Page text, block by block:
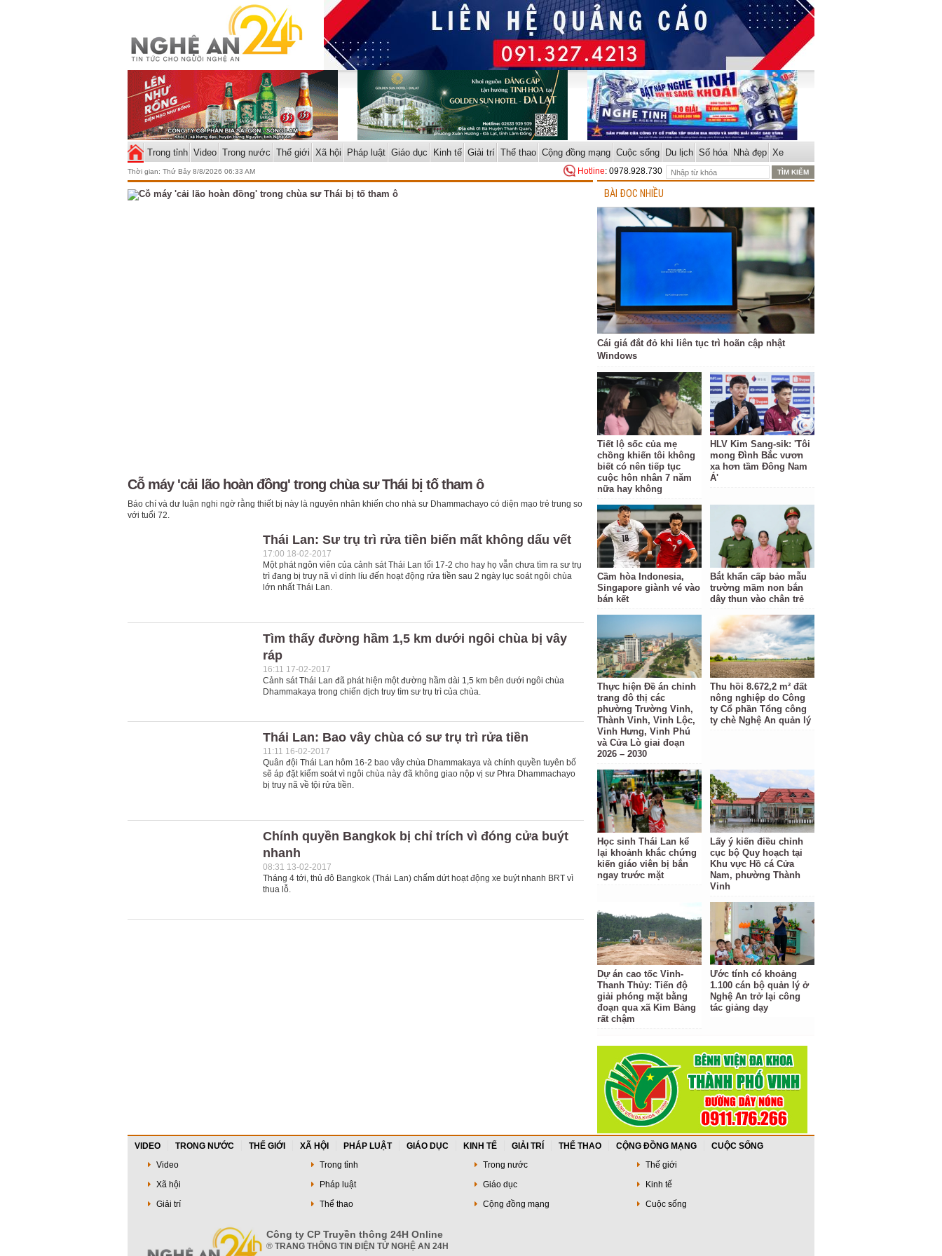
Trong tỉnh Video Trong nước Thế giới Xã hội Pháp luật Giáo dục Kinh tế Giải trí Thể thao Cộng đồng mạng Cuộc sống Du lịch Số hóa Nhà đẹp Xe
Thời gian: Thứ Bảy 8/8/2026 06:33 AM Hotline: 0978.928.730
Cỗ máy 'cải lão hoàn đồng' trong chùa sư Thái bị tố tham ô
Báo chí và dư luận nghi ngờ rằng thiết bị này là nguyên nhân khiến cho nhà sư Dhammachayo có diện mạo trẻ trung so
với tuổi 72.
Thái Lan: Sư trụ trì rửa tiền biến mất không dấu vết
17:00 18-02-2017
Một phát ngôn viên của cảnh sát Thái Lan tối 17-2 cho hay họ vẫn chưa tìm ra sư trụ
trì đang bị truy nã vì dính líu đến hoạt động rửa tiền sau 2 ngày lục soát ngôi chùa
lớn nhất Thái Lan.
Tìm thấy đường hầm 1,5 km dưới ngôi chùa bị vây
ráp
16:11 17-02-2017
Cảnh sát Thái Lan đã phát hiện một đường hầm dài 1,5 km bên dưới ngôi chùa
Dhammakaya trong chiến dịch truy tìm sư trụ trì của chùa.
Thái Lan: Bao vây chùa có sư trụ trì rửa tiền
11:11 16-02-2017
Quân đội Thái Lan hôm 16-2 bao vây chùa Dhammakaya và chính quyền tuyên bố
sẽ áp đặt kiểm soát vì ngôi chùa này đã không giao nộp vị sư Phra Dhammachayo
bị truy nã về tội rửa tiền.
Chính quyền Bangkok bị chỉ trích vì đóng cửa buýt
nhanh
08:31 13-02-2017
Tháng 4 tới, thủ đô Bangkok (Thái Lan) chấm dứt hoạt động xe buýt nhanh BRT vì
thua lỗ.
BÀI ĐỌC NHIỀU
Cái giá đắt đỏ khi liên tục trì hoãn cập nhật
Windows
Tiết lộ sốc của mẹ
chồng khiến tôi không
biết có nên tiếp tục
cuộc hôn nhân 7 năm
nữa hay không
HLV Kim Sang-sik: 'Tôi
mong Đình Bắc vươn
xa hơn tầm Đông Nam
Á'
Cầm hòa Indonesia,
Singapore giành vé vào
bán kết
Bắt khẩn cấp bảo mẫu
trường mầm non bắn
dây thun vào chân trẻ
Thực hiện Đề án chỉnh
trang đô thị các
phường Trường Vinh,
Thành Vinh, Vinh Lộc,
Vinh Hưng, Vinh Phú
và Cửa Lò giai đoạn
2026 – 2030
Thu hồi 8.672,2 m² đất
nông nghiệp do Công
ty Cổ phần Tổng công
ty chè Nghệ An quản lý
Học sinh Thái Lan kể
lại khoảnh khắc chứng
kiến giáo viên bị bắn
ngay trước mặt
Lấy ý kiến điều chỉnh
cục bộ Quy hoạch tại
Khu vực Hồ cá Cửa
Nam, phường Thành
Vinh
Dự án cao tốc Vinh-
Thanh Thủy: Tiến độ
giải phóng mặt bằng
đoạn qua xã Kim Bảng
rất chậm
Ước tính có khoảng
1.100 cán bộ quản lý ở
Nghệ An trở lại công
tác giảng dạy
VIDEO TRONG NƯỚC THẾ GIỚI XÃ HỘI PHÁP LUẬT GIÁO DỤC KINH TẾ GIẢI TRÍ THỂ THAO CỘNG ĐỒNG MẠNG
CUỘC SỐNG
Video
Trong tỉnh Trong nước
Thế giới
Xã hội
Pháp luật Giáo dục
Kinh tế
Giải trí
Thể thao Cộng đồng mạng Cuộc sống
Công ty CP Truyền thông 24H Online
® TRANG THÔNG TIN ĐIỆN TỬ NGHỆ AN 24H